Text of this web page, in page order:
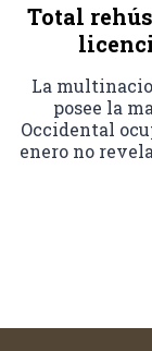
Total
La
posee la
Occidental
enero no